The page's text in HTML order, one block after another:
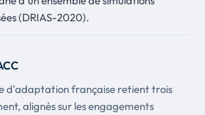
(DRIAS-2020).
d'adaptation française retient trois
alignés sur les engagements